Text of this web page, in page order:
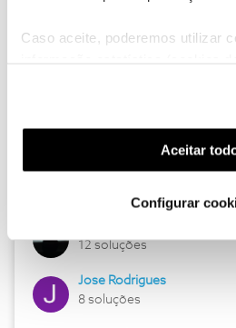
Caso aceite, poderemos utilizar
funcionalidades (cookies de
funcionalidade) e adaptar
(cookies de publicidade
utilização dos cookies clicando
Aceitar
Configurar
12 soluções
Jose Rodrigues
8 soluções